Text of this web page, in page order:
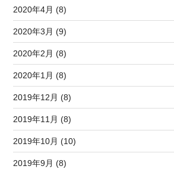
2020年4月 (8)
2020年3月 (9)
2020年2月 (8)
2020年1月 (8)
2019年12月 (8)
2019年11月 (8)
2019年10月 (10)
2019年9月 (8)